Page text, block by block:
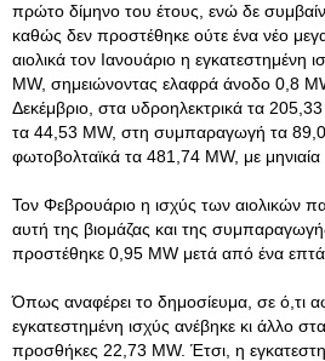
πρώτο δίμηνο του έτους, ενώ δε
καθώς δεν προστέθηκε ούτε ένα νέο
αιολικά τον Ιανουάριο η εγκατεστημένη
MW, σημειώνοντας ελαφρά άνοδο 0,8
Δεκέμβριο, στα υδροηλεκτρικά τα
τα 44,53 MW, στη συμπαραγωγή τα
φωτοβολταϊκά τα 481,74 MW, με
Τον Φεβρουάριο η ισχύς των αιολικών
αυτή της βιομάζας και της
προστέθηκε 0,95 MW μετά από ένα
Όπως αναφέρει το δημοσίευμα, σε ό,τι
εγκατεστημένη ισχύς ανέβηκε κι άλλο
προσθήκες 22,73 MW. Έτσι, η